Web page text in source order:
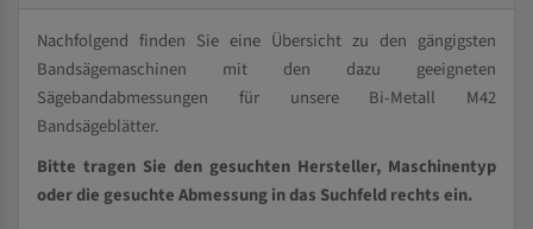
Nachfolgend finden Sie eine Übersicht zu den gängigsten
Bandsägemaschinen mit den dazu geeigneten
Sägebandabmessungen für unsere Bi-Metall M42
Bandsägeblätter.
Bitte tragen Sie den gesuchten Hersteller, Maschinentyp
oder die gesuchte Abmessung in das Suchfeld rechts ein.